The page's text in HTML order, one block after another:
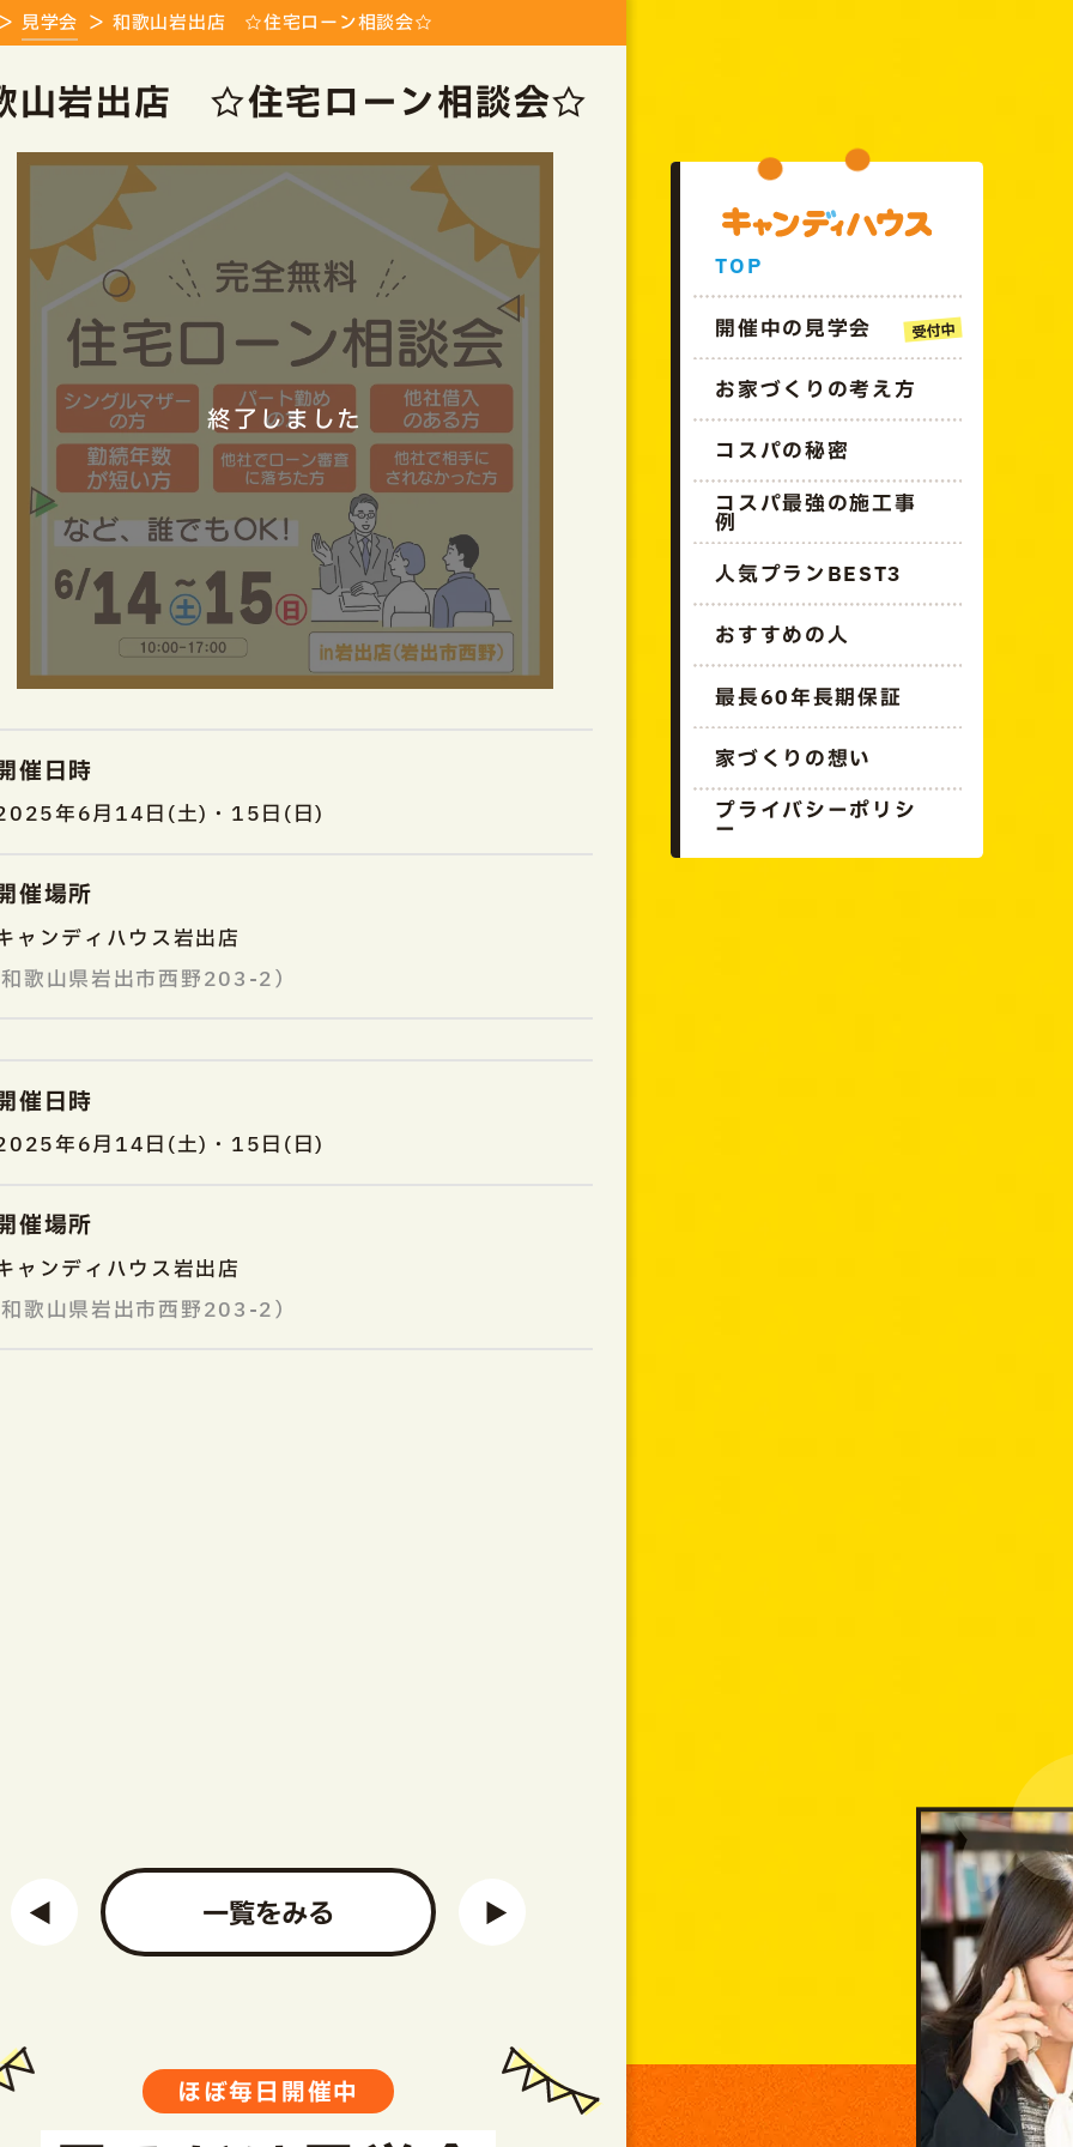
TOP
開催中の見学会
お家づくりの考え方
コスパの秘密
コスパ最強の施工事
例
人気プランBEST3
おすすめの人
最長60年長期保証
家づくりの想い
プライバシーポリシ
ー
GO!!CANDYHOUSE
見学会 和歌山岩出店 ☆住宅ローン相談会☆
山岩出店 ☆住宅ローン相談会☆
終了しました
催日時
年6月14日(土)・15日(日)
催場所
ャンディハウス岩出店
歌山県岩出市西野203-2）
催日時
年6月14日(土)・15日(日)
催場所
ャンディハウス岩出店
歌山県岩出市西野203-2）
一覧をみる
ほぼ毎日開催中